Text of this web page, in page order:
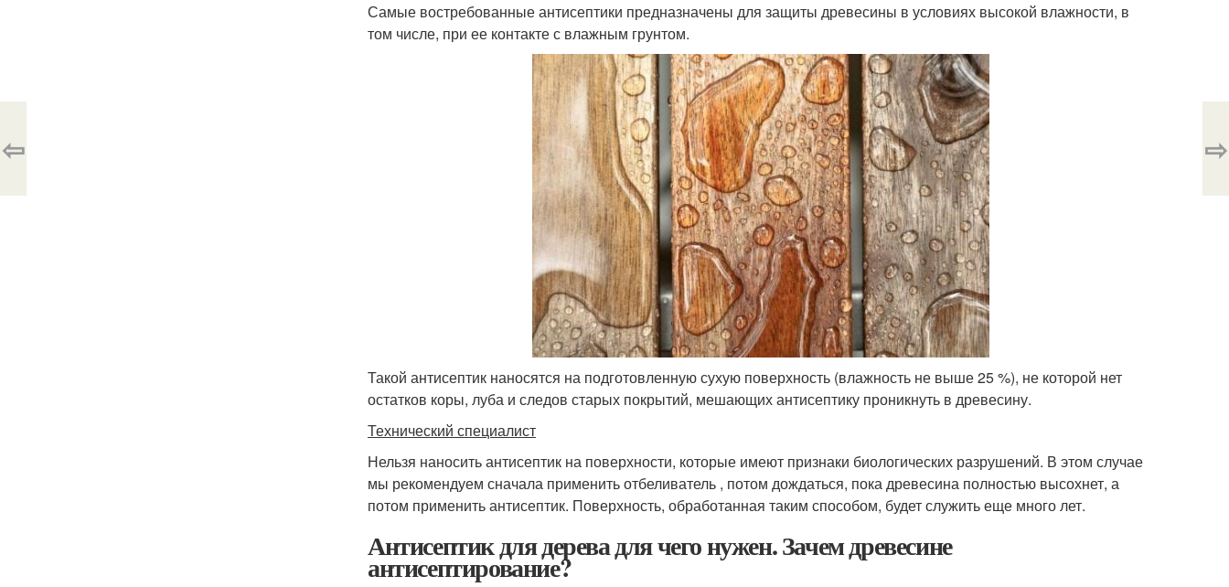
Самые востребованные антисептики предназначены для защиты древесины в условиях высокой влажности, в
том числе, при ее контакте с влажным грунтом.
Такой антисептик наносятся на подготовленную сухую поверхность (влажность не выше 25 %), не которой нет
остатков коры, луба и следов старых покрытий, мешающих антисептику проникнуть в древесину.
Технический специалист
Нельзя наносить антисептик на поверхности, которые имеют признаки биологических разрушений. В этом случае
мы рекомендуем сначала применить отбеливатель , потом дождаться, пока древесина полностью высохнет, а
потом применить антисептик. Поверхность, обработанная таким способом, будет служить еще много лет.
Антисептик для дерева для чего нужен. Зачем древесине
антисептирование?
⇦ ⇨